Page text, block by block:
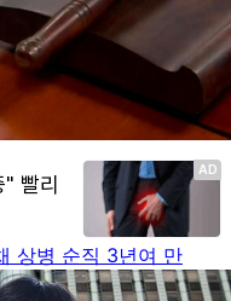
상병 순직 3년여 만